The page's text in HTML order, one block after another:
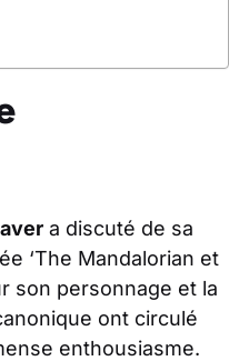
a discuté de sa
‘The Mandalorian et
son personnage et la
ont circulé
enthousiasme.